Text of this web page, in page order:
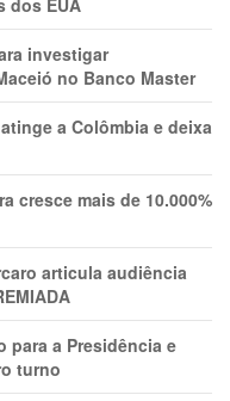
dos EUA
investigar
no Banco Master
a Colômbia e deixa
cresce mais de 10.000%
articula audiência
para a Presidência e
turno